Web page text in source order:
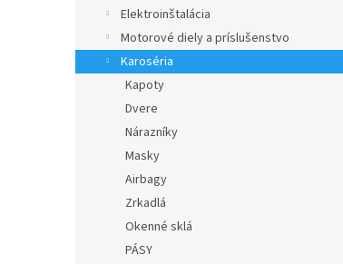
Elektroinštalácia
Motorové diely a príslušenstvo
Karoséria
Kapoty
Dvere
Nárazníky
Masky
Airbagy
Zrkadlá
Okenné sklá
PÁSY